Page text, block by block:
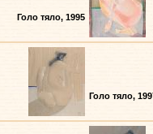
Голо тяло, 1995
Голо тяло,